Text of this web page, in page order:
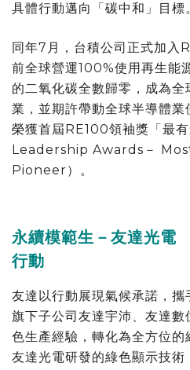
具體行動邁向「碳中和」目標
同年7月，台積公司正式加入
前全球營運100%使用再生能
的二氧化碳全數歸零，成為
業，並期許帶動全球半導體
榮獲首屆RE100領袖獎「最
Leadership Awards－
Pioneer）。
永續模範生－友達光
行動
友達以行動展現氣候承諾，攜
旗下子公司友達宇沛、友達
色生產經驗，轉化為全方位
友達光電研發的綠色顯示技